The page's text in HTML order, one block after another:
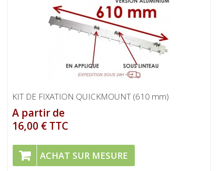
KIT DE FIXATION QUICKMOUNT (610 mm)
A partir de
16,00 € TTC
ACHAT SUR MESURE